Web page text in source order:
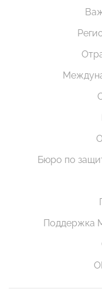
Бюро по
Поддержка